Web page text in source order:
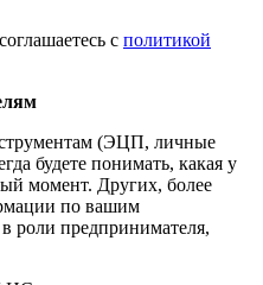
с политикой
(ЭЦП, личные
будете понимать, какая у
момент. Других, более
по вашим
роли предпринимателя,